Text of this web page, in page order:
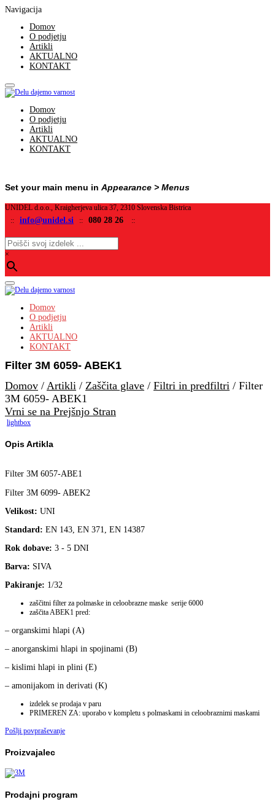
Navigacija
Domov
O podjetju
Artikli
AKTUALNO
KONTAKT
Domov
O podjetju
Artikli
AKTUALNO
KONTAKT
Set your main menu in Appearance > Menus
UNIDEL d.o.o., Kraigherjeva ulica 37, 2310 Slovenska Bistrica
:: info@unidel.si :: 080 28 26 ::
×
Domov
O podjetju
Artikli
AKTUALNO
KONTAKT
Filter 3M 6059- ABEK1
Domov / Artikli / Zaščita glave / Filtri in predfiltri / Filter
3M 6059- ABEK1
Vrni se na Prejšnjo Stran
lightbox
Opis Artikla
Filter 3M 6057-ABE1
Filter 3M 6099- ABEK2
Velikost: UNI
Standard: EN 143, EN 371, EN 14387
Rok dobave: 3 - 5 DNI
Barva: SIVA
Pakiranje: 1/32
zaščitni filter za polmaske in celoobrazne maske serije 6000
zaščita ABEK1 pred:
– organskimi hlapi (A)
– anorganskimi hlapi in spojinami (B)
– kislimi hlapi in plini (E)
– amonijakom in derivati (K)
izdelek se prodaja v paru
PRIMEREN ZA: uporabo v kompletu s polmaskami in celoobraznimi maskami
Pošlji povpraševanje
Proizvajalec
Prodajni program